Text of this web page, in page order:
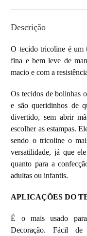
Descrição
O tecido tricoline é um
fina e bem leve de
macio e com a
Os tecidos de bolinhas
e são queridinhos de
divertido, sem abrir
escolher as estampas.
sendo o tricoline o
versatilidade, já que
quanto para a
adultas ou infantis.
APLICAÇÕES DO
É o mais usado
Decoração. Fácil